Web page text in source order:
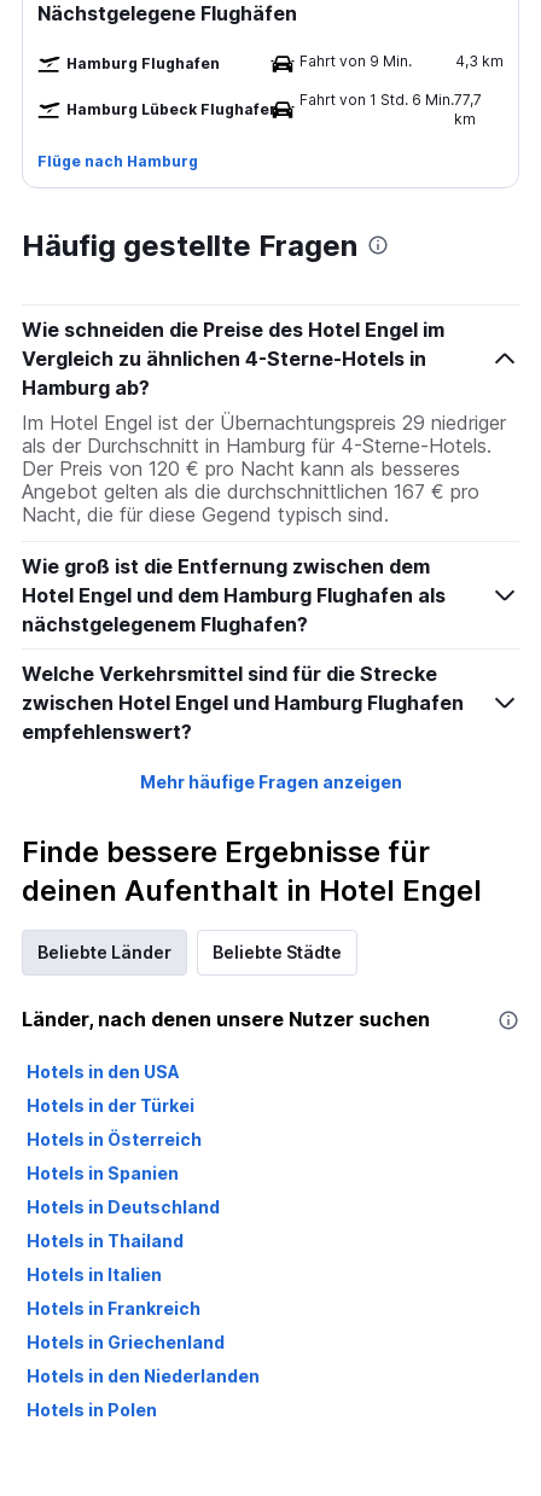
Nächstgelegene Flughäfen
Hamburg Flughafen Fahrt von 9 Min. 4,3 km
Hamburg Lübeck Flughafen
Fahrt von 1 Std. 6 Min.77,7
km
Flüge nach Hamburg
Häufig gestellte Fragen
Wie schneiden die Preise des Hotel Engel im
Vergleich zu ähnlichen 4-Sterne-Hotels in
Hamburg ab?
Im Hotel Engel ist der Übernachtungspreis 29 niedriger
als der Durchschnitt in Hamburg für 4-Sterne-Hotels.
Der Preis von 120 € pro Nacht kann als besseres
Angebot gelten als die durchschnittlichen 167 € pro
Nacht, die für diese Gegend typisch sind.
Wie groß ist die Entfernung zwischen dem
Hotel Engel und dem Hamburg Flughafen als
nächstgelegenem Flughafen?
Welche Verkehrsmittel sind für die Strecke
zwischen Hotel Engel und Hamburg Flughafen
empfehlenswert?
Mehr häufige Fragen anzeigen
Finde bessere Ergebnisse für
deinen Aufenthalt in Hotel Engel
Beliebte Länder Beliebte Städte
Länder, nach denen unsere Nutzer suchen
Hotels in den USA
Hotels in der Türkei
Hotels in Österreich
Hotels in Spanien
Hotels in Deutschland
Hotels in Thailand
Hotels in Italien
Hotels in Frankreich
Hotels in Griechenland
Hotels in den Niederlanden
Hotels in Polen